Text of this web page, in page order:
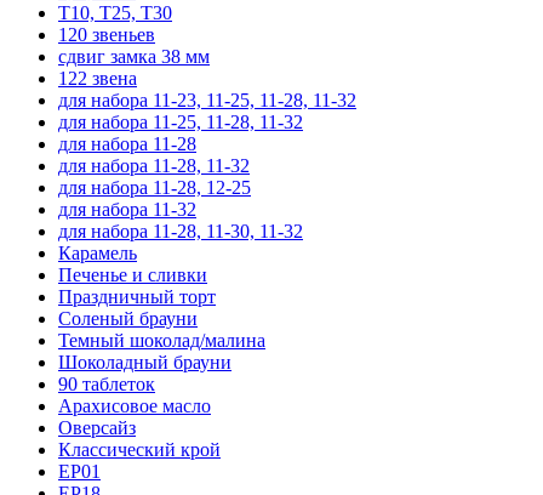
T10, T25, T30
120 звеньев
сдвиг замка 38 мм
122 звена
для набора 11-23, 11-25, 11-28, 11-32
для набора 11-25, 11-28, 11-32
для набора 11-28
для набора 11-28, 11-32
для набора 11-28, 12-25
для набора 11-32
для набора 11-28, 11-30, 11-32
Карамель
Печенье и сливки
Праздничный торт
Соленый брауни
Темный шоколад/малина
Шоколадный брауни
90 таблеток
Арахисовое масло
Оверсайз
Классический крой
EP01